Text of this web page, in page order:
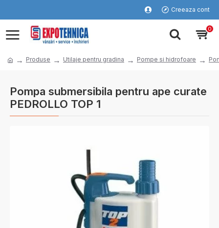
Creeaza cont
0
Produse Utilaje pentru gradina Pompe si hidrofoare
Pompa submersibila pentru ape curate
PEDROLLO TOP 1